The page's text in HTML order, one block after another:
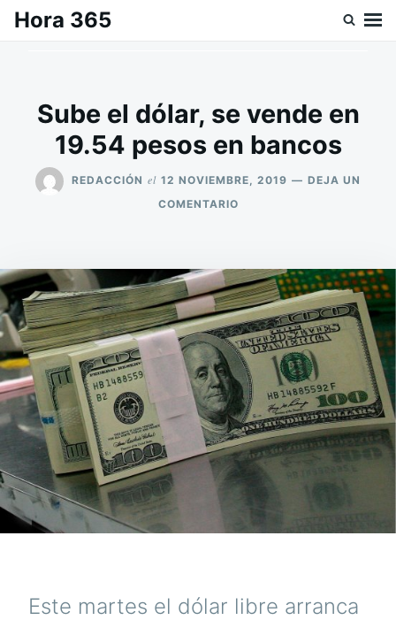
SaltarBuscar:
Hora 365
Sube el dólar, se vende en
19.54 pesos en bancos
REDACCIÓN el 12 NOVIEMBRE, 2019
DEJA UN
COMENTARIOEN
SE
VENDE
EN
19.54
PESOS
EN
BANCOS
Este martes el dólar libre arranca